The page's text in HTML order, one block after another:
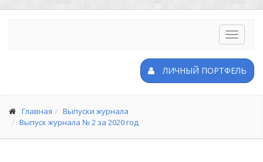
Toggle
ЛИЧНЫЙ ПОРТФЕЛЬ
Главная
Выпуски журнала
Выпуск журнала № 2 за 2020 год